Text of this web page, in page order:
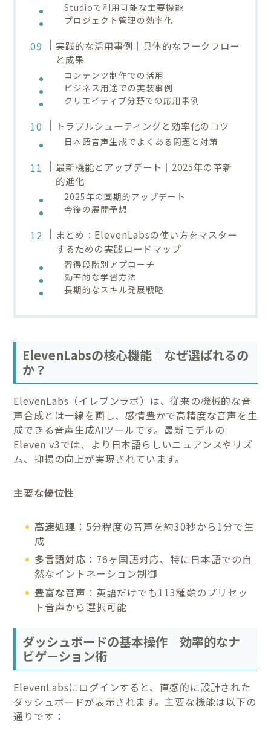
Studioで利用可能な主要機能
プロジェクト管理の効率化
実践的な活用事例｜具体的なワークフロー
と成果
コンテンツ制作での活用
ビジネス用途での実装事例
クリエイティブ分野での応用事例
トラブルシューティングと効率化のコツ
日本語音声生成でよくある問題と対策
最新機能とアップデート｜2025年の革新
的進化
2025年の画期的アップデート
今後の展開予想
まとめ：ElevenLabsの使い方をマスター
するための実践ロードマップ
習得段階別アプローチ
効率的な学習方法
長期的なスキル発展戦略
ElevenLabsの核心機能｜なぜ選ばれるの
か？
ElevenLabs（イレブンラボ）は、従来の機械的な音
声合成とは一線を画し、感情豊かで高精度な音声を生
成できる音声生成AIツールです。最新モデルの
Eleven v3では、より日本語らしいニュアンスやリズ
ム、抑揚の向上が実現されています。
主要な優位性
高速処理 ：5分程度の音声を約30秒から1分で生
成
多言語対応 ：76ヶ国語対応、特に日本語での自
然なイントネーション制御
豊富な音声 ：英語だけでも113種類のプリセッ
ト音声から選択可能
ダッシュボードの基本操作｜効率的なナ
ビゲーション術
ElevenLabsにログインすると、直感的に設計された
ダッシュボードが表示されます。主要な機能は以下の
通りです：